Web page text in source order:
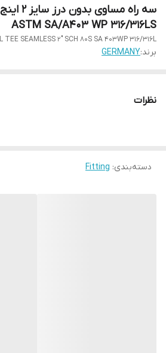
ASTM SA/A403 WP 316/316LS
TEE SEAMLESS 2" SCH 80S SA 403WP 316/316L
برند:GERMANY
نظرات
دسته‌بندی:
Fitting